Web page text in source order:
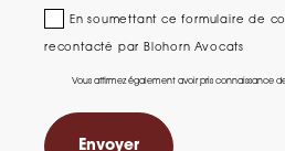
En soumettant ce formulaire de
recontacté par Blohorn Avocats
Vous affirmez également avoir pris connaissance